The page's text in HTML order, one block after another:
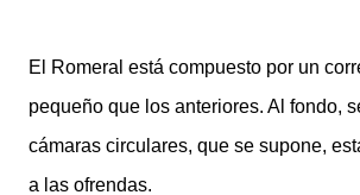
El Romeral está compuesto por un
pequeño que los anteriores. Al fondo,
cámaras circulares, que se supone,
a las ofrendas.